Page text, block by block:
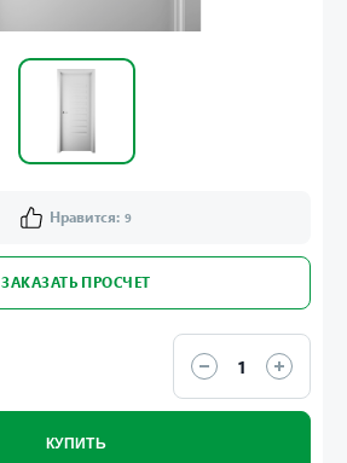
Нравится: 9
ЗАКАЗАТЬ ПРОСЧЕТ
КУПИТЬ